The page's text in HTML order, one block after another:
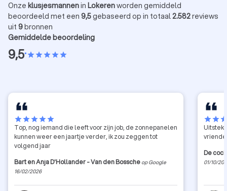
Onze klusjesmannenin Lokerenworden gemiddeld
beoordeeld met een 9,5gebaseerd op in totaal2.582reviews
uit 9bronnen
Gemiddelde beoordeling
9,5•starstarstarstarstar
starstarstarstarstar
Top, nog iemand die leeft voor zijn job, de zonnepanelen
kunnen weer een jaartje verder, ik zou zeggen tot
volgend jaar
Bart en Anja D'Hollander - Van den Bossche op Google
16/02/2026
starstar
De
01/10/